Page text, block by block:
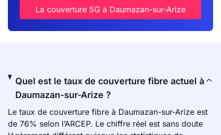
La couverture 5G à Daumazan-sur-Arize
Quel est le taux de couverture fibre actuel à
Daumazan-sur-Arize ?
Le taux de couverture fibre à Daumazan-sur-Arize est
de 76% selon l’ARCEP. Le chiffre réel est sans doute